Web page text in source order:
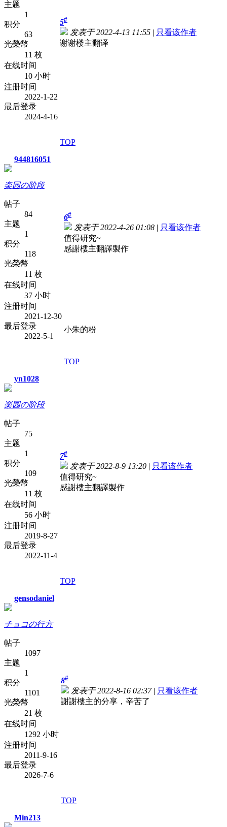
主题
1
积分
63
光榮幣
11 枚
在线时间
10 小时
注册时间
2022-1-22
最后登录
2024-4-16
5#
发表于 2022-4-13 11:55 | 只看该作者
谢谢楼主翻译
TOP
944816051
楽园の阶段
帖子
84
主题
1
积分
118
光榮幣
11 枚
在线时间
37 小时
注册时间
2021-12-30
最后登录
2022-5-1
6#
发表于 2022-4-26 01:08 | 只看该作者
值得研究~
感謝樓主翻譯製作
小朱的粉
TOP
yn1028
楽园の阶段
帖子
75
主题
1
积分
109
光榮幣
11 枚
在线时间
56 小时
注册时间
2019-8-27
最后登录
2022-11-4
7#
发表于 2022-8-9 13:20 | 只看该作者
值得研究~
感謝樓主翻譯製作
TOP
gensodaniel
チョコの行方
帖子
1097
主题
1
积分
1101
光榮幣
21 枚
在线时间
1292 小时
注册时间
2011-9-16
最后登录
2026-7-6
8#
发表于 2022-8-16 02:37| 只看该作者
謝謝樓主的分享，辛苦了
TOP
Min213